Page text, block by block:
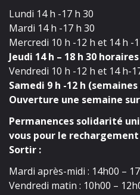
Lundi 14 h -17 h 30
Mardi 14 h -17 h 30
Mercredi 10 h -12 h et 14 h -
Jeudi 14 h – 18 h 30
Vendredi 10 h -12 h et 14 h-
Samedi 9 h -12 h
Ouverture une semaine
Permanences solidarité
vous pour le
Sortir :
Mardi après-midi : 14h00 –
Vendredi matin : 10h00 –